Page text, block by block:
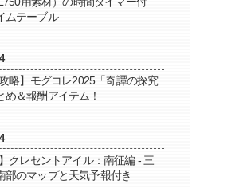
ムテーブル
攻略】モグコレ2025「奇譚の探究
め＆報酬アイテム！
】クレセントアイル：南征編 - 三
部のマップと天気予報付き